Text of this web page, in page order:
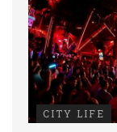
CITY LIFE